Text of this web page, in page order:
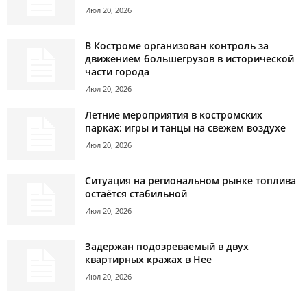
Июл 20, 2026
В Костроме организован контроль за
движением большегрузов в исторической
части города
Июл 20, 2026
Летние мероприятия в костромских
парках: игры и танцы на свежем воздухе
Июл 20, 2026
Ситуация на региональном рынке топлива
остаётся стабильной
Июл 20, 2026
Задержан подозреваемый в двух
квартирных кражах в Нее
Июл 20, 2026